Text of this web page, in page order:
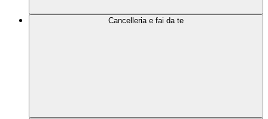
Cancelleria e fai da te